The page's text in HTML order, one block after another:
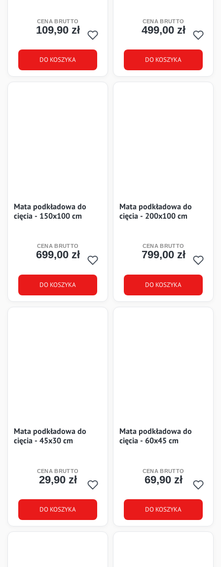
Cena
109,90 zł
DO KOSZYKA
Cena
499,00 zł
DO KOSZYKA
Mata podkładowa do
cięcia - 150x100 cm
Cena
699,00 zł
DO KOSZYKA
Mata podkładowa do
cięcia - 200x100 cm
Cena
799,00 zł
DO KOSZYKA
Mata podkładowa do
cięcia - 45x30 cm
Cena
29,90 zł
DO KOSZYKA
Mata podkładowa do
cięcia - 60x45 cm
Cena
69,90 zł
DO KOSZYKA